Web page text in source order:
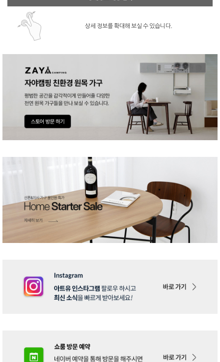
상세 정보를 확대해 보실 수 있습니다.